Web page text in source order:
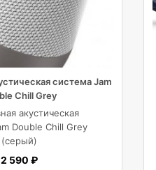
система Jam
Chill Grey
акустическая
Double Chill Grey
(серый)
2 590 ₽